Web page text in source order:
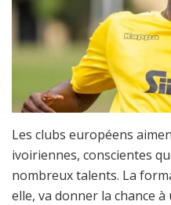
Les clubs européens
ivoiriennes, conscientes
nombreux talents. La
elle, va donner la chance